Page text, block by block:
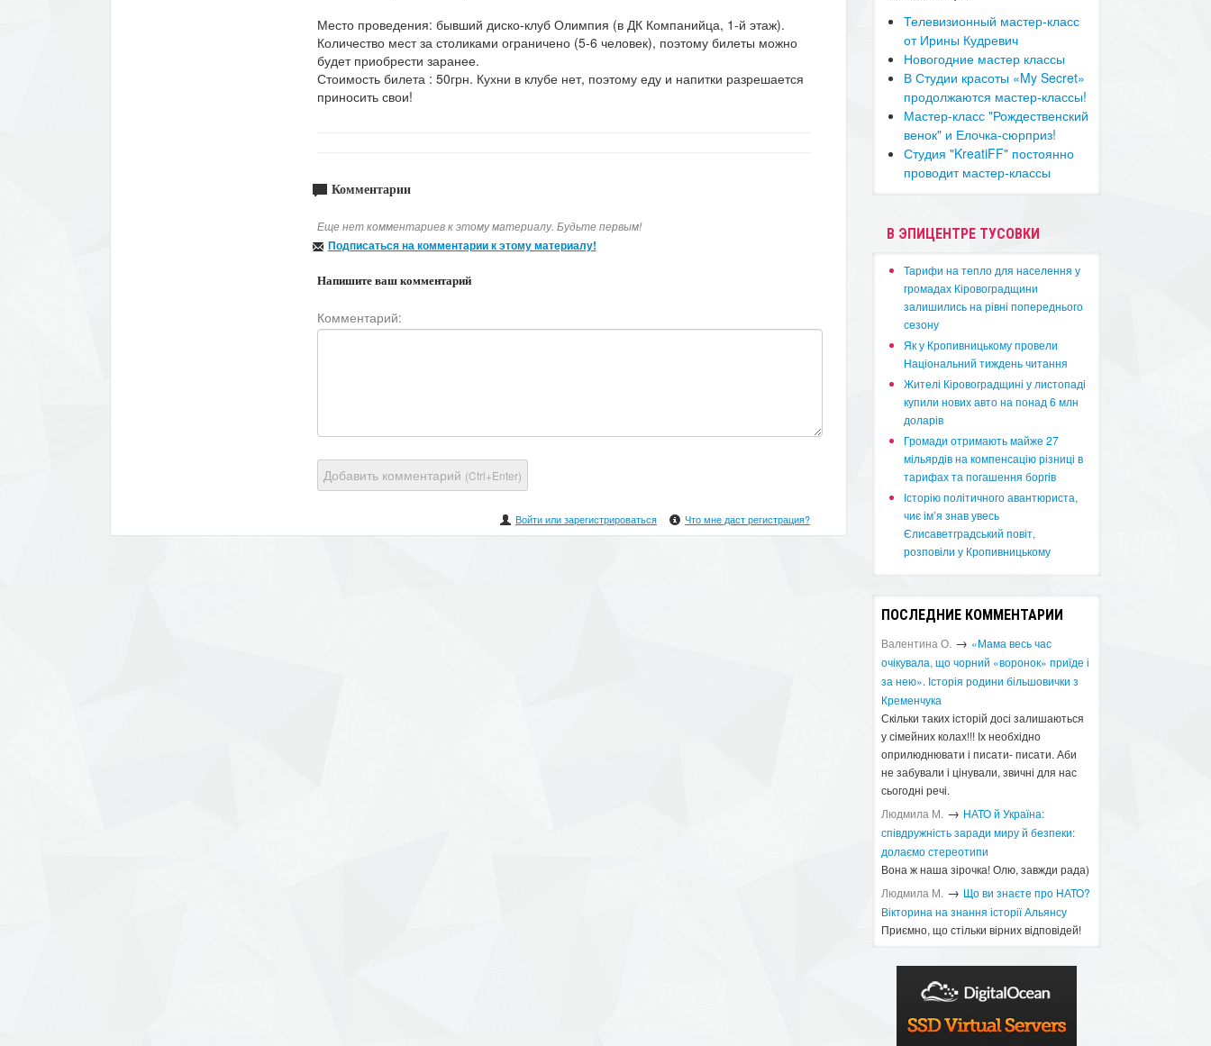
Место проведения: бывший диско-клуб Олимпия (в ДК Компанийца, 1-й этаж).
Количество мест за столиками ограничено (5-6 человек), поэтому билеты можно
будет приобрести заранее.
Стоимость билета : 50грн. Кухни в клубе нет, поэтому еду и напитки разрешается
приносить свои!
Комментарии
Еще нет комментариев к этому материалу. Будьте первым!
Подписаться на комментарии к этому материалу!
Напишите ваш комментарий
Комментарий:
Добавить комментарий (Ctrl+Enter)
Войти или зарегистрироваться Что мне даст регистрация?
Телевизионный мастер-класс
от Ирины Кудревич
Новогодние мастер классы
В Студии красоты «My Secret»
продолжаются мастер-классы!
Мастер-класс "Рождественский
венок" и Елочка-сюрприз!
Студия "KreatiFF" постоянно
проводит мастер-классы
В ЭПИЦЕНТРЕ ТУСОВКИ
​Тарифи на тепло для населення у
громадах Кіровоградщини
залишились на рівні попереднього
сезону
​Як у Кропивницькому провели
Національний тиждень читання
​Жителі Кіровоградщині у листопаді
купили нових авто на понад 6 млн
доларів
​Громади отримають майже 27
мільярдів на компенсацію різниці в
тарифах та погашення боргів
Історію політичного авантюриста,
чиє ім’я знав увесь
Єлисаветградський повіт,
розповіли у Кропивницькому
ПОСЛЕДНИЕ КОММЕНТАРИИ
Валентина О. → «Мама весь час
очікувала, що чорний «воронок» приїде і
за нею». Історія родини більшовички з
Кременчука
Скільки таких історій досі залишаються
у сімейних колах!!! Іх необхідно
оприлюднювати і писати- писати. Аби
не забували і цінували, звичні для нас
сьогодні речі.
Людмила М. → ​НАТО й Україна:
співдружність заради миру й безпеки:
долаємо стереотипи
Вона ж наша зірочка! Олю, завжди рада)
Людмила М. → Що ви знаєте про НАТО?
Вікторина на знання історії Альянсу ​
Приємно, що стільки вірних відповідей!